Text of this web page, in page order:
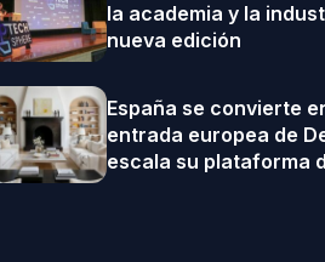
la academia y la
nueva edición
España se convierte
entrada europea de
escala su plataforma